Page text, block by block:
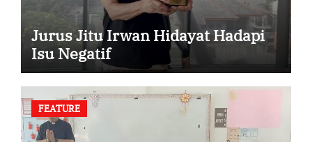
Jurus Jitu Irwan Hidayat Hadapi
Isu Negatif
FEATURE